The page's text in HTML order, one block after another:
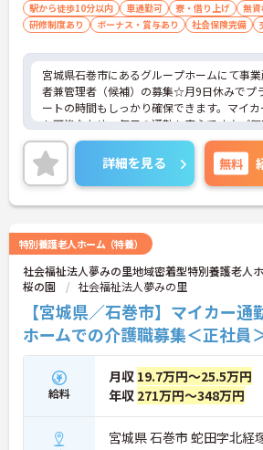
【資格取得支援制度が充実！少人数ユニッ
トホームな環境で専門性を高められます】
祝い金支給など有資格者の更なるキャリア
全力で応援しています
・少人数ユニット単位でのお客様と距離が近
のなかで一人ひとりに寄り添った丁寧な介護
できます
・多様な社内研修プログラムや明確なキャ
制度が整備されており介護の専門職として長
成長を目指すことができます
駅から徒歩10分以内 車通勤可 寮・借り上げ 無
研修制度あり
ボーナス・賞与あり 社会保険完備
宮城県石巻市にあるグループホームにて事
者兼管理者（候補）の募集☆月9日休みでプ
ートの時間もしっかり確保できます。マイカ
も可能なため、毎日の通勤も安心です♪ご
る方には、面接対策ポイントなど、さらに
案内しますのでお気軽にご相談ください！
詳細を見る 無料
特別養護老人ホーム（特養）
社会福祉法人夢みの里地域密着型特別養護老
桜の園
社会福祉法人夢みの里
【宮城県／石巻市】マイカー
ホームでの介護職募集＜正社員
給料
月収 19.7万円～25.5万円
年収 271万円～348万円
宮城県 石巻市 蛇田字北